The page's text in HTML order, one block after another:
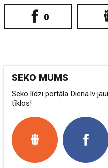
0
SEKO MUMS
Seko līdzi portāla Diena.lv
tīklos!